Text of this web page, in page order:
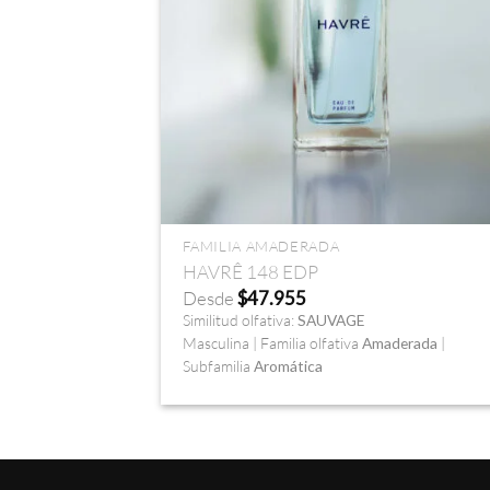
FAMILIA AMADERADA
HAVRÊ 148 EDP
Desde$47.955
Similitud olfativa:SAUVAGE
Masculina | Familia olfativaAmaderada |
SubfamiliaAromática